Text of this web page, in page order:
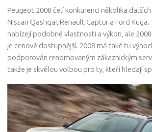
Peugeot 2008 čelí konkurenci několika
Nissan Qashqai, Renault Captur a Ford
nabízejí podobné vlastnosti a výkon, ale
je cenově dostupnější. 2008 má také tu
podporován renomovaným zákaznickým
takže je skvělou volbou pro ty, kteří hledají